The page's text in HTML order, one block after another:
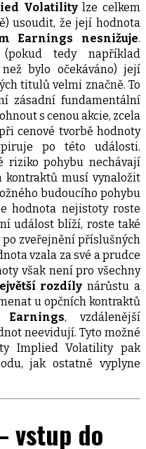
Volatilitylze celkem
usoudit, že její hodnota
Earnings nesnižuje.
tedy například
bylo očekáváno) její
titulů velmi značně. To
zásadní fundamentální
s cenou akcie, zcela
cenové tvorbě hodnoty
po této události.
riziko pohybu nechávají
kontraktů musí vynaložit
budoucího pohybu
hodnota nejistoty roste
událost blíží, roste také
zveřejnění příslušných
vzala za své a prudce
však není pro všechny
rozdíly nárůstu a
u opčních kontraktů
, vzdálenější
neevidují. Tyto možné
Implied Volatility pak
jak ostatně vyplyne
vstup do